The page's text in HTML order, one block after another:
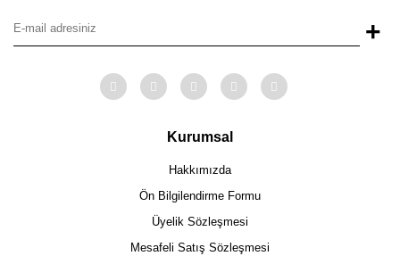
+
Kurumsal
Hakkımızda
Ön Bilgilendirme Formu
Üyelik Sözleşmesi
Mesafeli Satış Sözleşmesi